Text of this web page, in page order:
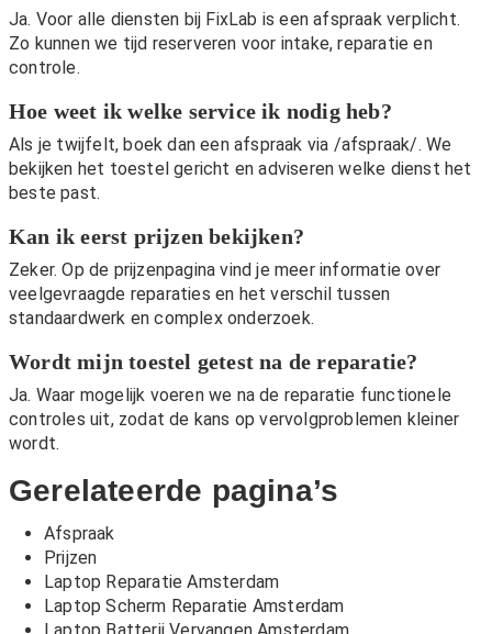
Ja. Voor alle diensten bij FixLab is een afspraak verplicht.
Zo kunnen we tijd reserveren voor intake, reparatie en
controle.
Hoe weet ik welke service ik nodig heb?
Als je twijfelt, boek dan een afspraak via /afspraak/. We
bekijken het toestel gericht en adviseren welke dienst het
beste past.
Kan ik eerst prijzen bekijken?
Zeker. Op de prijzenpagina vind je meer informatie over
veelgevraagde reparaties en het verschil tussen
standaardwerk en complex onderzoek.
Wordt mijn toestel getest na de reparatie?
Ja. Waar mogelijk voeren we na de reparatie functionele
controles uit, zodat de kans op vervolgproblemen kleiner
wordt.
Gerelateerde pagina’s
Afspraak
Prijzen
Laptop Reparatie Amsterdam
Laptop Scherm Reparatie Amsterdam